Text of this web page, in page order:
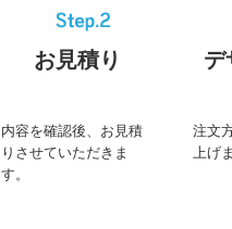
お見積り
内容を確認後、お見積
りさせていただきま
す。
デ
注文
上げ